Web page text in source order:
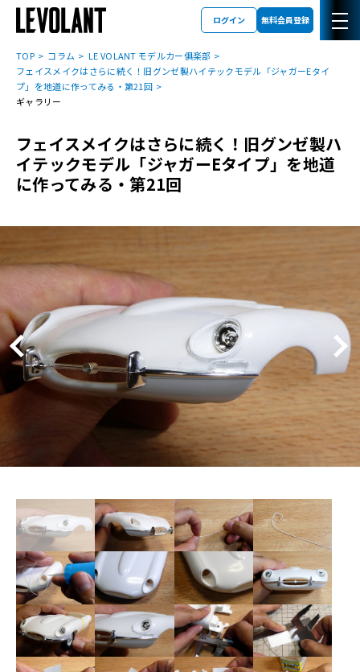
ログイン 無料会員登録
TOP コラム
LE VOLANT モデルカー俱楽部
フェイスメイクはさらに続く！旧グンゼ製ハイテックモデル「ジャガーEタイ
プ」を地道に作ってみる・第21回
ギャラリー
フェイスメイクはさらに続く！旧グンゼ製ハ
イテックモデル「ジャガーEタイプ」を地道
に作ってみる・第21回